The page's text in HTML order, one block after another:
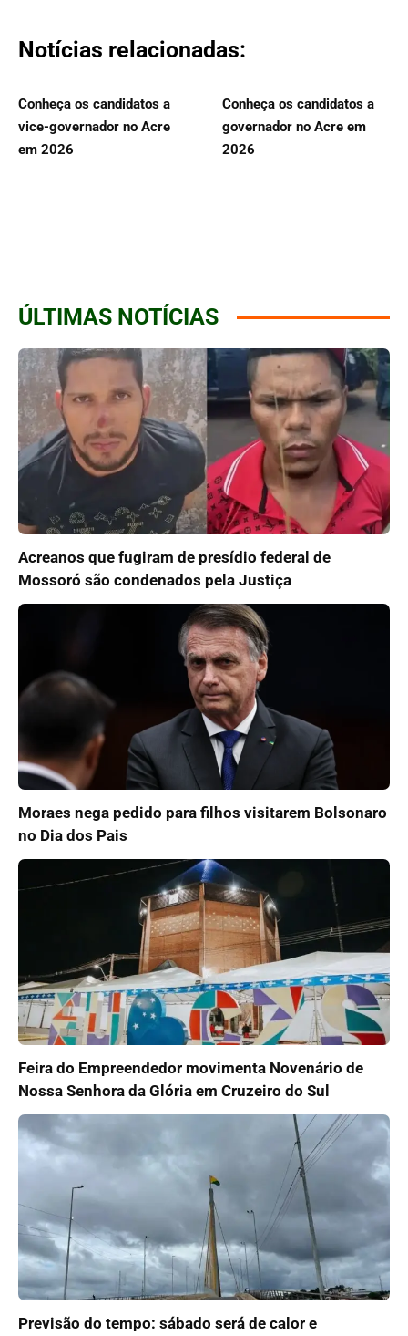
Notícias relacionadas:
Conheça os candidatos a
vice-governador no Acre
em 2026
Conheça os candidatos a
governador no Acre em
2026
ÚLTIMAS NOTÍCIAS
Acreanos que fugiram de presídio federal de
Mossoró são condenados pela Justiça
Moraes nega pedido para filhos visitarem Bolsonaro
no Dia dos Pais
Feira do Empreendedor movimenta Novenário de
Nossa Senhora da Glória em Cruzeiro do Sul
Previsão do tempo: sábado será de calor e